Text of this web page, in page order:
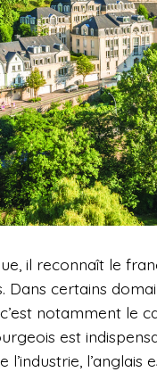
il reconnaît le
certains
notamment le
est
l’industrie,